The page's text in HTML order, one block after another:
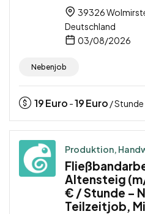
39326
Deutschland
03/08/2026
Nebenjob
19Euro -19Euro / Stunde
Produktion,
Altensteig
€ / Stunde –
Teilzeitjob,